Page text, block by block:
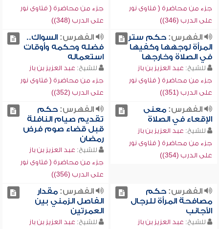
جزء من محاضرة ( فتاوى نور
على الدرب (346))
جزء من محاضرة ( فتاوى نور
على الدرب (348))
الفهرس:حكم ستر
المرأة لوجهها وكفيها
في الصلاة وخارجها
للشيخ: عبد العزيز بن باز
جزء من محاضرة ( فتاوى نور
على الدرب (351))
الفهرس:السواك..
فضله وحكمه وأوقات
استعماله
للشيخ: عبد العزيز بن باز
جزء من محاضرة ( فتاوى نور
على الدرب (352))
الفهرس:معنى
الإقعاء في الصلاة
للشيخ: عبد العزيز بن باز
جزء من محاضرة ( فتاوى نور
على الدرب (354))
الفهرس:حكم
تقديم صيام النافلة
قبل قضاء صوم فرض
رمضان
للشيخ: عبد العزيز بن باز
جزء من محاضرة ( فتاوى نور
على الدرب (356))
الفهرس:حكم
مصافحة المرأة للرجال
الأجانب
للشيخ: عبد العزيز بن باز
الفهرس:مقدار
الفاصل الزمني بين
العمرتين
للشيخ: عبد العزيز بن باز